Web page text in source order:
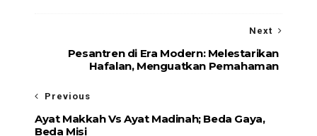
Next
Pesantren di Era Modern: Melestarikan
Hafalan, Menguatkan Pemahaman
Previous
Ayat Makkah Vs Ayat Madinah; Beda Gaya,
Beda Misi